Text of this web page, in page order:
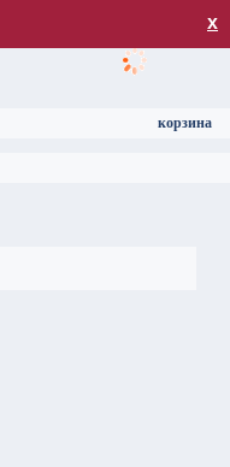
х
корзина